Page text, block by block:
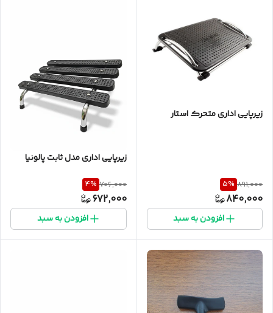
زیرپایی اداری متحرک استار
891,000
5%
840,000
افزودن به سبد
زیرپایی اداری مدل ثابت پالونیا
706,000
4%
672,000
افزودن به سبد